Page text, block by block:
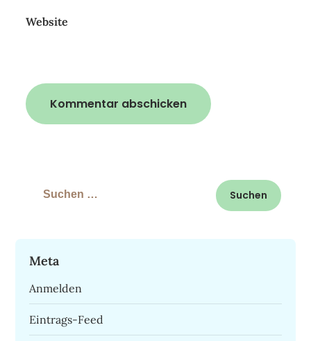
Website
Suchen
Meta
Anmelden
Eintrags-Feed